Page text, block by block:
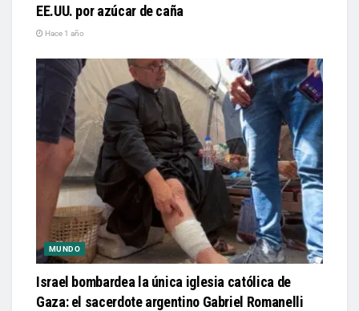
EE.UU. por azúcar de caña
Hace 1 año
MUNDO
Israel bombardea la única iglesia católica de
Gaza: el sacerdote argentino Gabriel Romanelli